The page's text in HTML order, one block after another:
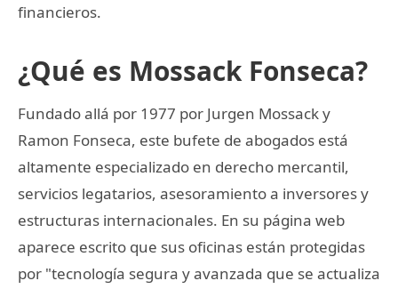
financieros.
¿Qué es Mossack Fonseca?
Fundado allá por 1977 por Jurgen Mossack y
Ramon Fonseca, este bufete de abogados está
altamente especializado en derecho mercantil,
servicios legatarios, asesoramiento a inversores y
estructuras internacionales. En su página web
aparece escrito que sus oficinas están protegidas
por "tecnología segura y avanzada que se actualiza